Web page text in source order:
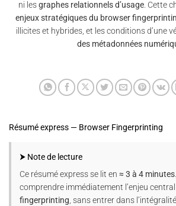
ni lesgraphes relationnels d’usage. Cette
enjeux stratégiques du browser
illicites et hybrides, et les conditions d’une
des métadonnées
Résumé express — Browser Fingerprinting
⮞ Note de lecture
Ce résumé express se lit en≈ 3 à 4 minutes
comprendre immédiatement l’enjeu
fingerprinting , sans entrer dans